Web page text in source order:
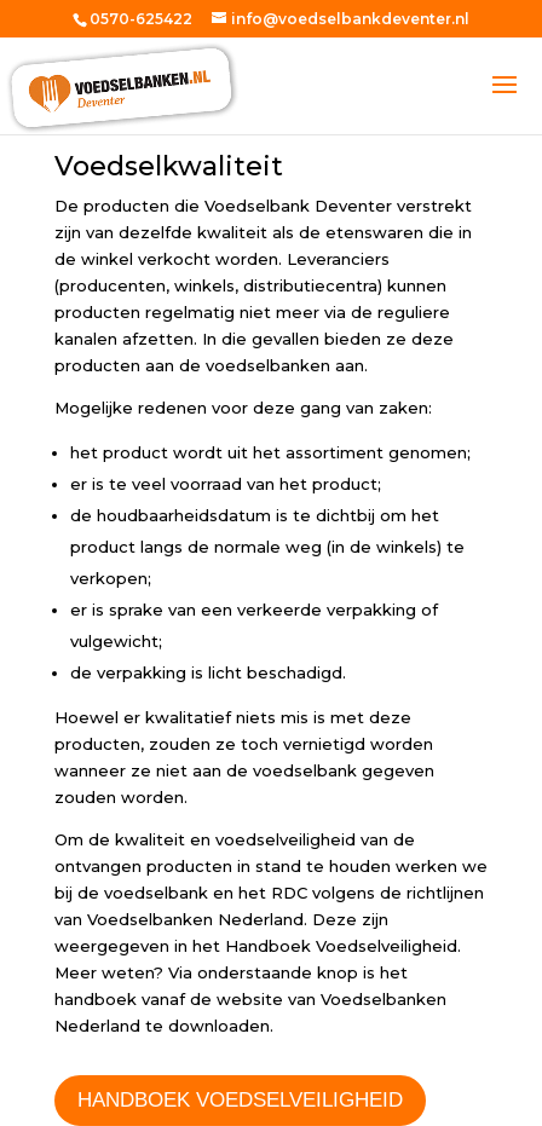
0570-625422 info@voedselbankdeventer.nl
Voedselkwaliteit
De producten die Voedselbank Deventer verstrekt
zijn van dezelfde kwaliteit als de etenswaren die in
de winkel verkocht worden. Leveranciers
(producenten, winkels, distributiecentra) kunnen
producten regelmatig niet meer via de reguliere
kanalen afzetten. In die gevallen bieden ze deze
producten aan de voedselbanken aan.
Mogelijke redenen voor deze gang van zaken:
het product wordt uit het assortiment genomen;
er is te veel voorraad van het product;
de houdbaarheidsdatum is te dichtbij om het
product langs de normale weg (in de winkels) te
verkopen;
er is sprake van een verkeerde verpakking of
vulgewicht;
de verpakking is licht beschadigd.
Hoewel er kwalitatief niets mis is met deze
producten, zouden ze toch vernietigd worden
wanneer ze niet aan de voedselbank gegeven
zouden worden.
Om de kwaliteit en voedselveiligheid van de
ontvangen producten in stand te houden werken we
bij de voedselbank en het RDC volgens de richtlijnen
van Voedselbanken Nederland. Deze zijn
weergegeven in het Handboek Voedselveiligheid.
Meer weten? Via onderstaande knop is het
handboek vanaf de website van Voedselbanken
Nederland te downloaden.
HANDBOEK VOEDSELVEILIGHEID